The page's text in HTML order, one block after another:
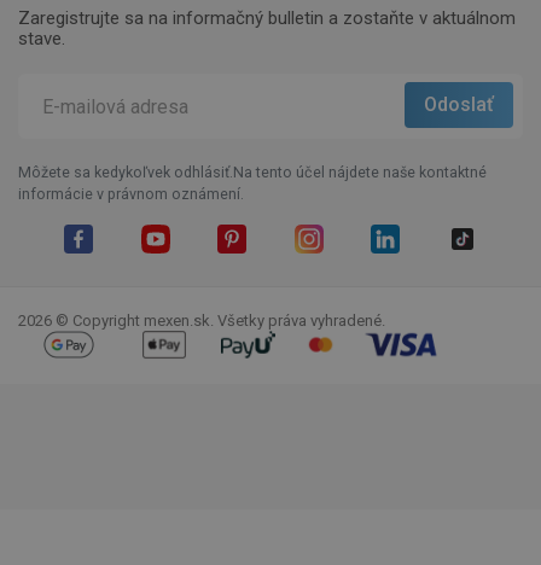
Zaregistrujte sa na informačný bulletin a zostaňte v aktuálnom
stave.
Môžete sa kedykoľvek odhlásiť.Na tento účel nájdete naše kontaktné
informácie v právnom oznámení.
2026 © Copyright mexen.sk. Všetky práva vyhradené.